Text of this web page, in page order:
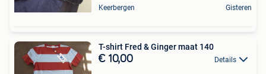
Keerbergen Gisteren
T-shirt Fred & Ginger maat 140
€ 10,00 Details